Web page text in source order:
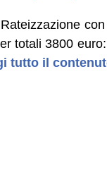
totali 3800
tutto il